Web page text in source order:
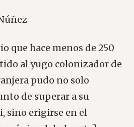
que hace menos de 250
al yugo colonizador de
pudo no solo
de superar a su
sino erigirse en el